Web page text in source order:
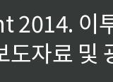
2014. 이
도자료